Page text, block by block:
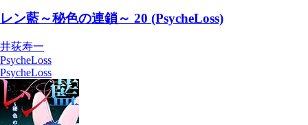
レン藍～秘色の連鎖～ 20 (PsycheLoss)
井荻寿一
PsycheLoss
PsycheLoss